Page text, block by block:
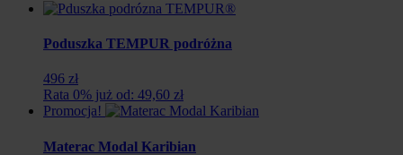
wynosiła:
632
wynosi:
469
Poduszka TEMPUR podróżna
496 zł
Rata 0% już od: 49,60 zł
Promocja!
Materac Modal Karibian